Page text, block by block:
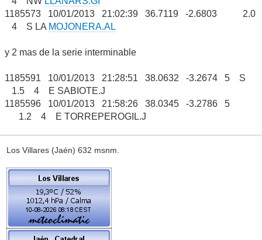
1185573 10/01/2013 21:02:39 36.7119 -2.6803 2.0
4 S LA MOJONERA.AL
y 2 mas de la serie interminable
1185591 10/01/2013 21:28:51 38.0632 -3.2674 5 S
1.5 4 E SABIOTE.J
1185596 10/01/2013 21:58:26 38.0345 -3.2786 5
1.2 4 E TORREPEROGIL.J
Los Villares (Jaén) 632 msnm.